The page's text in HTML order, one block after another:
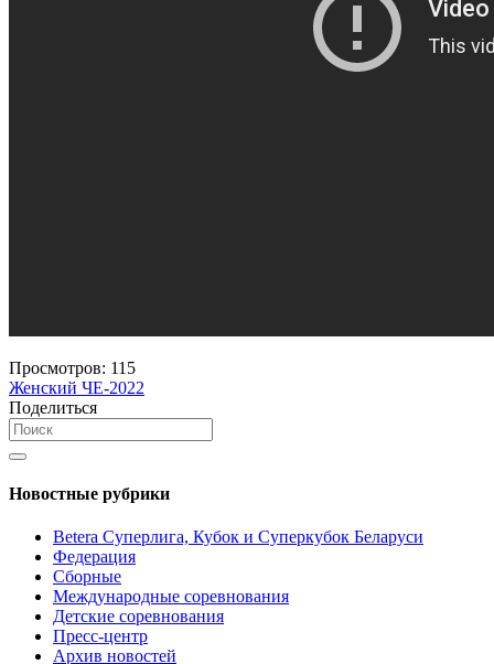
Просмотров: 115
Женский ЧЕ-2022
Поделиться
Новостные рубрики
Betera Суперлига, Кубок и Суперкубок Беларуси
Федерация
Сборные
Международные соревнования
Детские соревнования
Пресс-центр
Архив новостей